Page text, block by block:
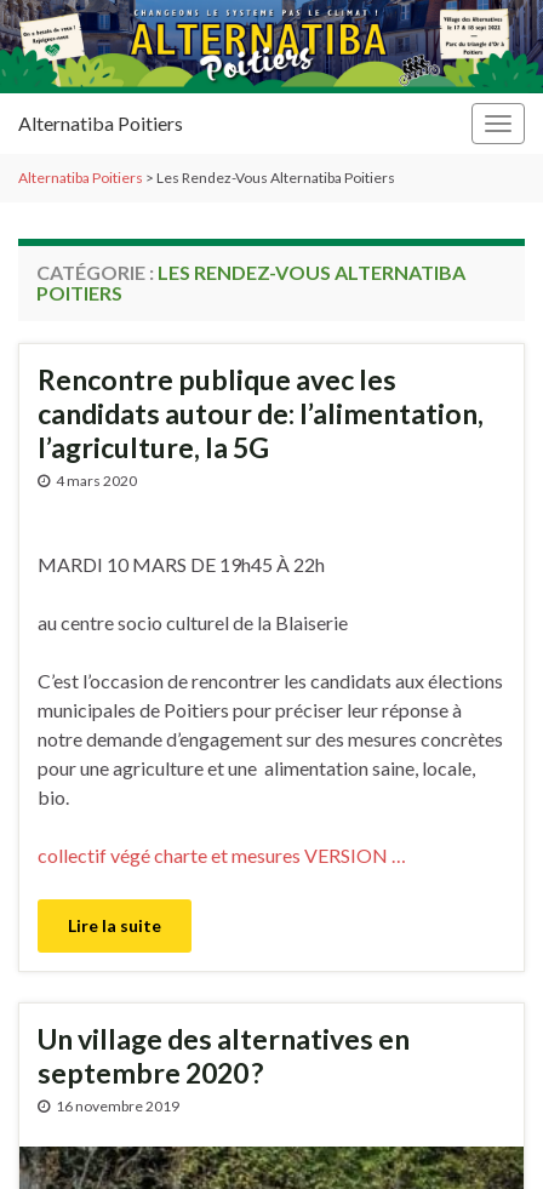
Alternatiba Poitiers
Alternatiba Poitiers > Les Rendez-Vous Alternatiba Poitiers
CATÉGORIE : LES RENDEZ-VOUS ALTERNATIBA
POITIERS
Rencontre publique avec les
candidats autour de: l’alimentation,
l’agriculture, la 5G
4 mars 2020
MARDI 10 MARS DE 19h45 À 22h
au centre socio culturel de la Blaiserie
C’est l’occasion de rencontrer les candidats aux élections
municipales de Poitiers pour préciser leur réponse à
notre demande d’engagement sur des mesures concrètes
pour une agriculture et une alimentation saine, locale,
bio.
collectif végé charte et mesures VERSION …
Lire la suite
Un village des alternatives en
septembre 2020 ?
16 novembre 2019